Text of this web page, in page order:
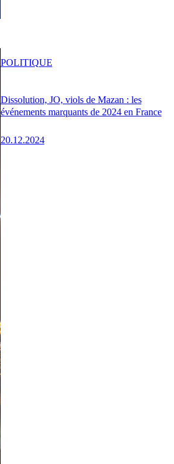
Dissolution, JO, viols de Mazan : les
événements marquants de 2024 en France
20.12.2024
POLITIQUE